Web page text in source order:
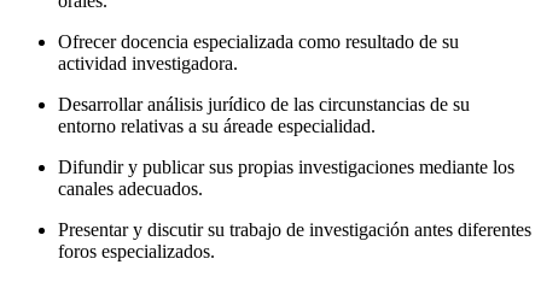
Ofrecer docencia especializada como resultado de su
actividad investigadora.
Desarrollar análisis jurídico de las circunstancias de su
entorno relativas a su áreade especialidad.
Difundir y publicar sus propias investigaciones mediante los
canales adecuados.
Presentar y discutir su trabajo de investigación antes diferentes
foros especializados.